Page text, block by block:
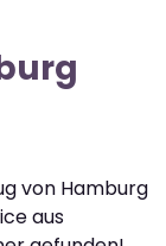
von Hamburg
aus